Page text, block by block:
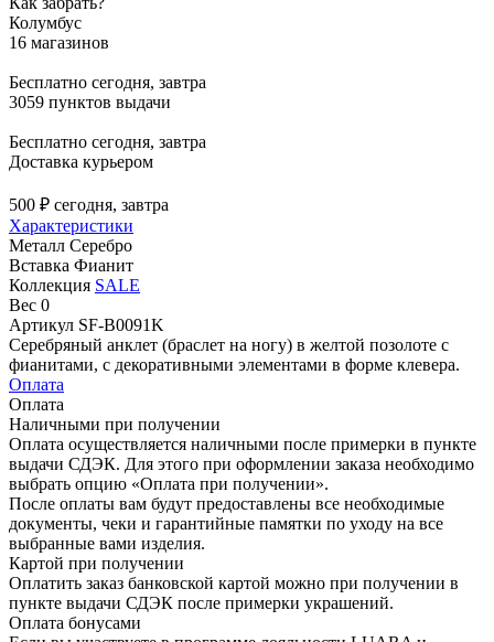
Колумбус
16 магазинов
Бесплатно сегодня, завтра
3059 пунктов выдачи
Бесплатно сегодня, завтра
Доставка курьером
500 ₽ сегодня, завтра
Характеристики
Металл Серебро
Вставка Фианит
Коллекция SALE
Вес 0
Артикул SF-B0091K
Серебряный анклет (браслет на ногу) в желтой позолоте с
фианитами, с декоративными элементами в форме клевера.
Оплата
Оплата
Наличными при получении
Оплата осуществляется наличными после примерки в пункте
выдачи СДЭК. Для этого при оформлении заказа необходимо
выбрать опцию «Оплата при получении».
После оплаты вам будут предоставлены все необходимые
документы, чеки и гарантийные памятки по уходу на все
выбранные вами изделия.
Картой при получении
Оплатить заказ банковской картой можно при получении в
пункте выдачи СДЭК после примерки украшений.
Оплата бонусами